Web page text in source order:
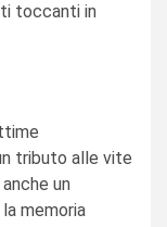
toccanti in
tributo alle vite
un
memoria